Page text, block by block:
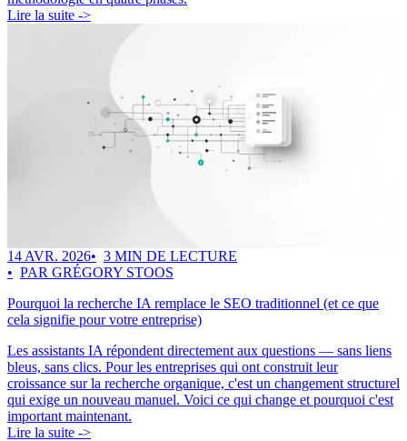
Lire la suite ->
14 AVR. 2026
3 MIN DE LECTURE
PAR GRÉGORY STOOS
Pourquoi la recherche IA remplace le SEO traditionnel (et ce que
cela signifie pour votre entreprise)
Les assistants IA répondent directement aux questions — sans liens
bleus, sans clics. Pour les entreprises qui ont construit leur
croissance sur la recherche organique, c'est un changement structurel
qui exige un nouveau manuel. Voici ce qui change et pourquoi c'est
important maintenant.
Lire la suite ->